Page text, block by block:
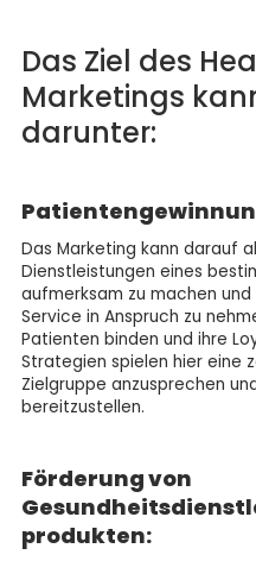
Das Ziel des
Marketings
darunter:
Das Marketing kann darauf
Dienstleistungen eines
aufmerksam zu machen
Service in Anspruch zu
Patienten binden und ihre
Strategien spielen hier eine
Zielgruppe anzusprechen
bereitzustellen.
Förderung von
produkten: